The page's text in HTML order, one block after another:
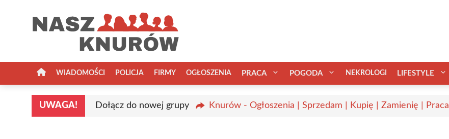
WIADOMOŚCI POLICJA FIRMY OGŁOSZENIA PRACA POGODA NEKROLOGI LIFESTYLE
UWAGA! Dołącz do nowej grupy Knurów - Ogłoszenia | Sprzedam | Kupię | Zamienię | Praca